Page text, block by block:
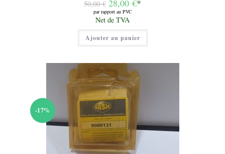
50,00€ prix
initial
était :
50,00 €.
28,00 €*
par rapport au PVC
Le
prix
actuel
est :
28,00 €.
Net de TVA
Ajouter au panier
-17%